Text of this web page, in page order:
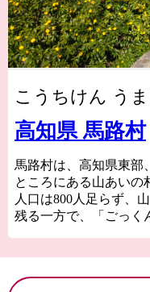
こうちけん う
高知県 馬路村
馬路村は、高知県東部
ところにある山あいの
人口は800人足らず、
残る一方で、「ごっく
設、「おしどりマラソ